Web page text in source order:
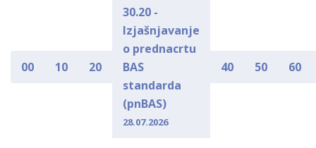
00 10 20
30.20 -
Izjašnjavanje
o prednacrtu
BAS
standarda
(pnBAS)
28.07.2026
40 50 60